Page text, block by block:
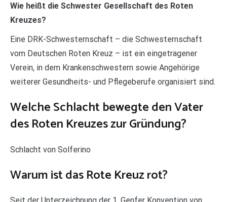
Wie heißt die Schwester Gesellschaft des Roten
Kreuzes?
Eine DRK-Schwesternschaft – die Schwesternschaft
vom Deutschen Roten Kreuz – ist ein eingetragener
Verein, in dem Krankenschwestern sowie Angehörige
weiterer Gesundheits- und Pflegeberufe organisiert sind.
Welche Schlacht bewegte den Vater
des Roten Kreuzes zur Gründung?
Schlacht von Solferino
Warum ist das Rote Kreuz rot?